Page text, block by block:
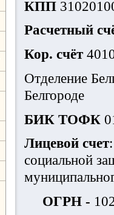
КПП
Расчетный
Кор. счёт
Отделение
Белгороде
БИК ТОФК
Лицевой счет
социальной
ОГРН -